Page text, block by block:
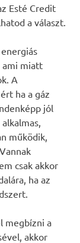
Esté Credit
a választ.
ami miatt
A
ha a gáz
jól
működik,
csak akkor
ha az
megbízni a
akkor